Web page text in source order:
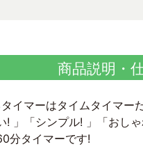
商品説明・
イマーはタイムタイマー
」「シンプル! 」「おし
分タイマーです!